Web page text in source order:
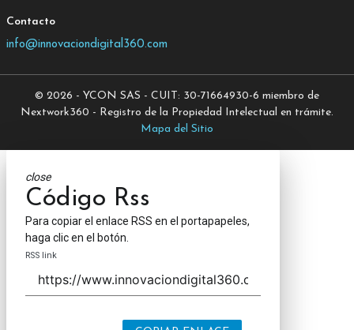
Contacto
info@innovaciondigital360.com
© 2026 - YCON SAS - CUIT: 30-71664930-6 miembro de
Nextwork360 - Registro de la Propiedad Intelectual en trámite.
Mapa del Sitio
close
Código Rss
Para copiar el enlace RSS en el portapapeles,
haga clic en el botón.
RSS link